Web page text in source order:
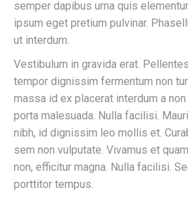
semper dapibus urna quis
ipsum eget pretium pulvinar.
ut interdum.
Vestibulum in gravida erat.
tempor dignissim fermentum non
massa id ex placerat interdum a
porta malesuada. Nulla facilisi.
nibh, id dignissim leo mollis et.
sem non vulputate. Vivamus et
non, efficitur magna. Nulla facilisi.
porttitor tempus.